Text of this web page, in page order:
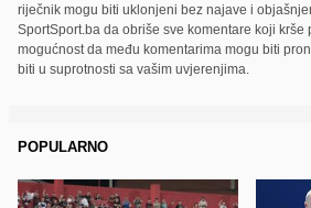
riječnik mogu biti uklonjeni bez najave i
SportSport.ba da obriše sve komentare koji krše
mogućnost da među komentarima mogu biti
biti u suprotnosti sa vašim uvjerenjima.
POPULARNO